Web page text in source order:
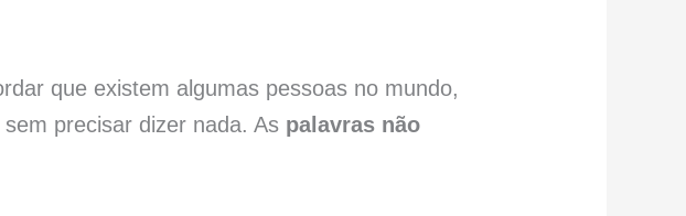
que existem algumas pessoas no mundo,
precisar dizer nada. As palavras não